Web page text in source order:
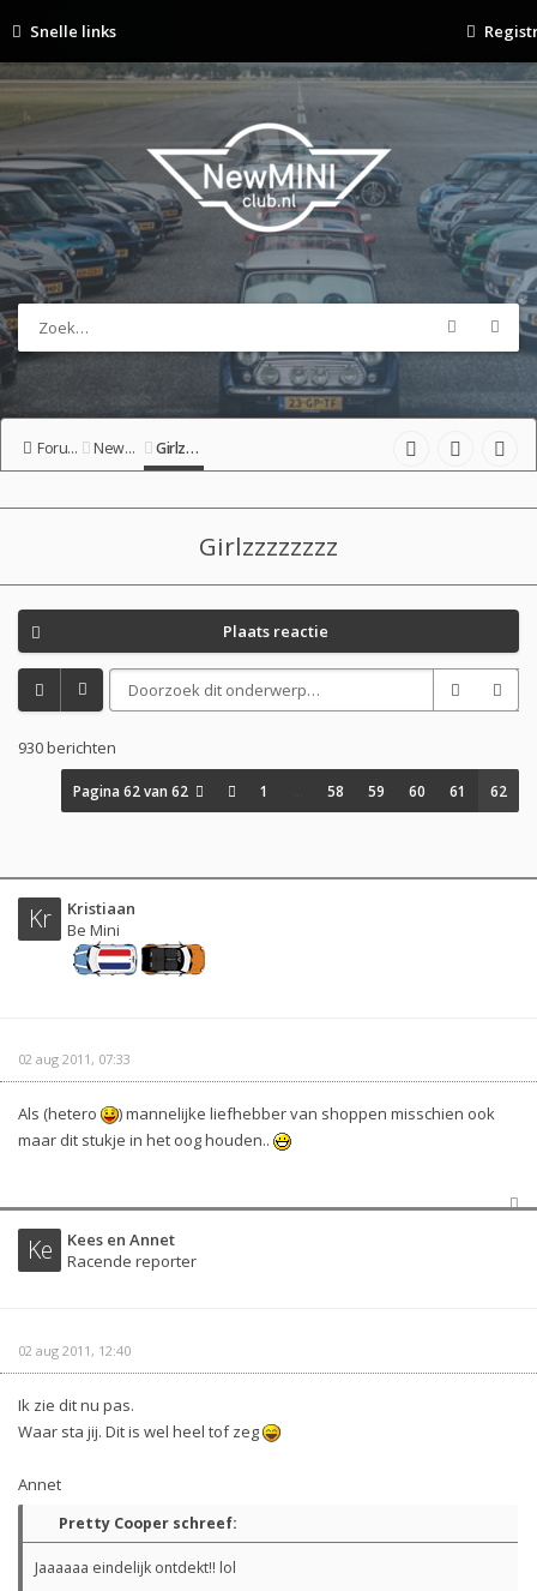
Snelle links
Forumoverzicht NewMINIclub clubhuis Girlzz-corner
Girlzzzzzzzz
Plaats reactie
930 berichten
Pagina62van62 1 58 59 60 61 62
Kr
Kristiaan
Be Mini
02 aug 2011, 07:33
Als (hetero
) mannelijke liefhebber van shoppen misschien ook
maar dit stukje in het oog houden..
Ke
Kees en Annet
Racende reporter
02 aug 2011, 12:40
Ik zie dit nu pas.
Waar sta jij. Dit is wel heel tof zeg
Annet
Pretty Cooper schreef:
Jaaaaaa eindelijk ontdekt!! lol